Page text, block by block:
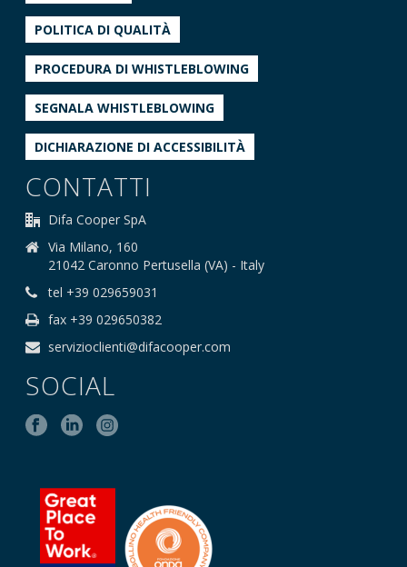
POLITICA DI QUALITÀ
PROCEDURA DI WHISTLEBLOWING
SEGNALA WHISTLEBLOWING
DICHIARAZIONE DI ACCESSIBILITÀ
CONTATTI
Difa Cooper SpA
Via Milano, 160
21042 Caronno Pertusella (VA) - Italy
tel +39 029659031
fax +39 029650382
servizioclienti@difacooper.com
SOCIAL